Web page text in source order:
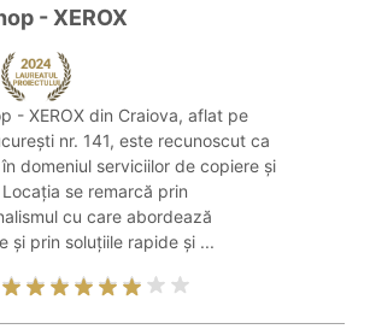
- XEROX
- XEROX din Craiova, aflat pe
nr. 141, este recunoscut ca
domeniul serviciilor de copiere și
se remarcă prin
cu care abordează
și prin soluțiile rapide și ...